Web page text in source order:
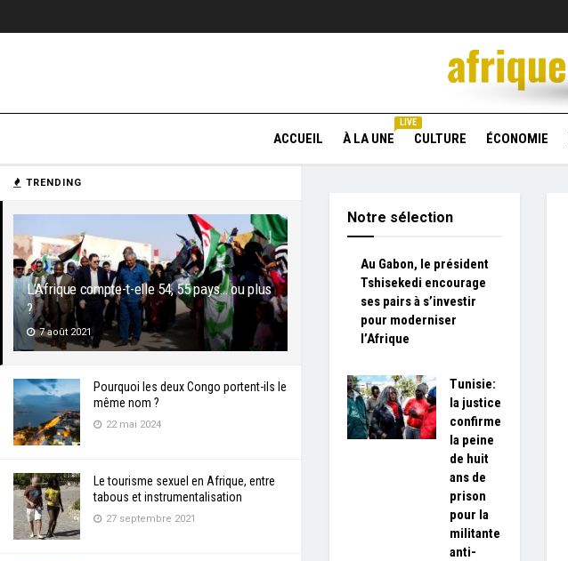
TRENDING
L’Afrique compte-t-elle 54, 55 pays… ou plus
?
7 août 2021
Pourquoi les deux Congo portent-ils le
même nom ?
22 mai 2024
Le tourisme sexuel en Afrique, entre
tabous et instrumentalisation
27 septembre 2021
ACCUEIL À LA UNE
LIVE
CULTURE ÉCONOMIE
Notre sélection
Au Gabon, le président
Tshisekedi encourage
ses pairs à s’investir
pour moderniser
l’Afrique
Tunisie:
la justice
confirme
la peine
de huit
ans de
prison
pour la
militante
anti-